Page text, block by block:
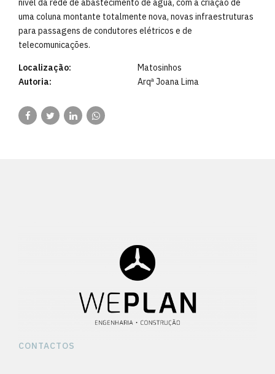
nível da rede de abastecimento de água, com a criação de
uma coluna montante totalmente nova, novas infraestruturas
para passagens de condutores elétricos e de
telecomunicações.
Localização:
Matosinhos
Autoria:
Arqª Joana Lima
CONTACTOS